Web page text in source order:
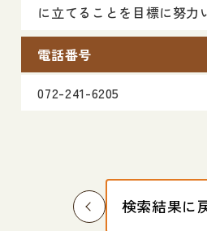
に立てることを目標に努力
電話番号
072-241-6205
検索結果に